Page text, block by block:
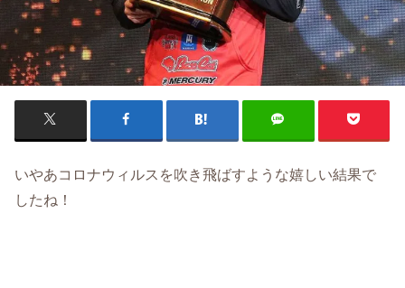
いやあコロナウィルスを吹き飛ばすような嬉しい結果で
したね！